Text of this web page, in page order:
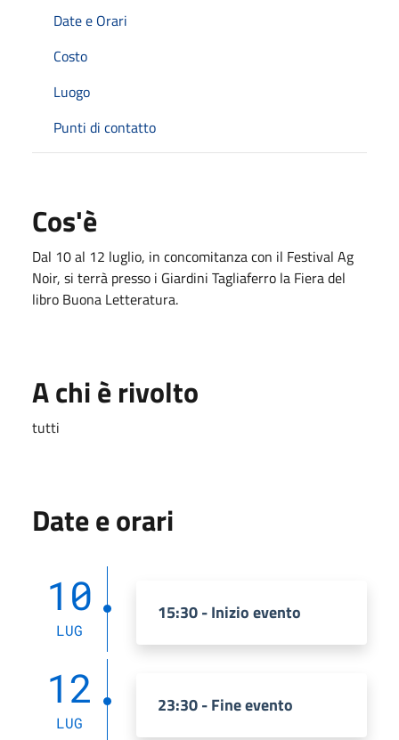
Date e Orari
Costo
Luogo
Punti di contatto
Cos'è
Dal 10 al 12 luglio, in concomitanza con il Festival Ag
Noir, si terrà presso i Giardini Tagliaferro la Fiera del
libro Buona Letteratura.
A chi è rivolto
tutti
Date e orari
10
LUG
15:30 - Inizio evento
12
LUG
23:30 - Fine evento